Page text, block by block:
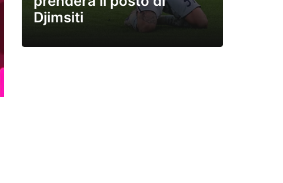
Djimsiti